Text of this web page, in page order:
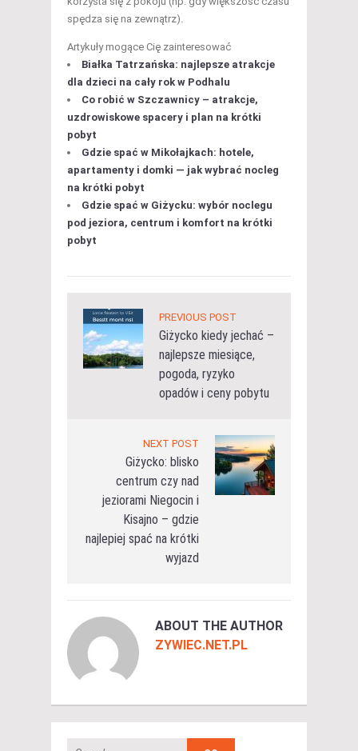
spędza się na zewnątrz).
Artykuły mogące Cię zainteresować
Białka Tatrzańska: najlepsze atrakcje
dla dzieci na cały rok w Podhalu
Co robić w Szczawnicy – atrakcje,
uzdrowiskowe spacery i plan na krótki
pobyt
Gdzie spać w Mikołajkach: hotele,
apartamenty i domki — jak wybrać nocleg
na krótki pobyt
Gdzie spać w Giżycku: wybór noclegu
pod jeziora, centrum i komfort na krótki
pobyt
PREVIOUS POST
Giżycko kiedy jechać –
najlepsze miesiące,
pogoda, ryzyko
opadów i ceny pobytu
NEXT POST
Giżycko: blisko
centrum czy nad
jeziorami Niegocin i
Kisajno – gdzie
najlepiej spać na krótki
wyjazd
ABOUT THE AUTHOR
ZYWIEC.NET.PL